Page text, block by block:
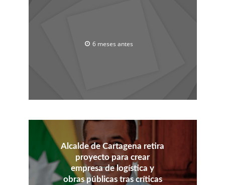
6 meses antes
Alcalde de Cartagena retira
proyecto para crear
empresa de logística y
obras públicas tras críticas